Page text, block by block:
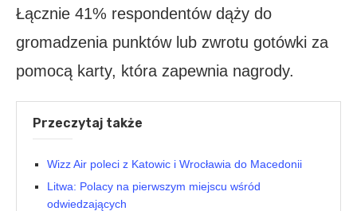
Łącznie 41% respondentów dąży do
gromadzenia punktów lub zwrotu gotówki za
pomocą karty, która zapewnia nagrody.
Przeczytaj także
Wizz Air poleci z Katowic i Wrocławia do Macedonii
Litwa: Polacy na pierwszym miejscu wśród
odwiedzających